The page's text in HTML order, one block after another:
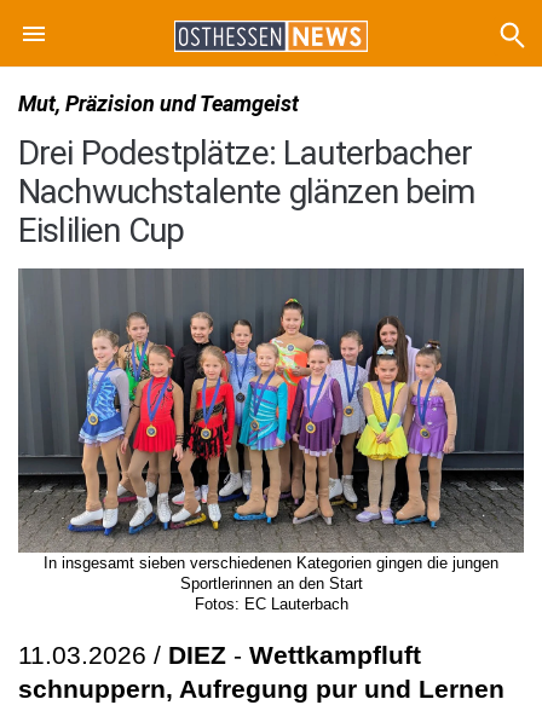
Mut, Präzision und Teamgeist
Drei Podestplätze: Lauterbacher
Nachwuchstalente glänzen beim
Eislilien Cup
In insgesamt sieben verschiedenen Kategorien gingen die jungen
Sportlerinnen an den Start
Fotos: EC Lauterbach
11.03.2026 / DIEZ - Wettkampfluft
schnuppern, Aufregung pur und Lernen